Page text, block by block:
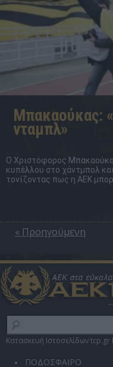
Mπακαούκας:
νταμπλ»
Ο Χριστόφορος
κυπέλλου στο χάντμπολ
τονίζοντας πως η ΑΕΚ
« Προηγούμενη
Κατασκευή Ιστοσελίδων tcp.gr
ΠΟΔΟΣΦΑΙΡΟ